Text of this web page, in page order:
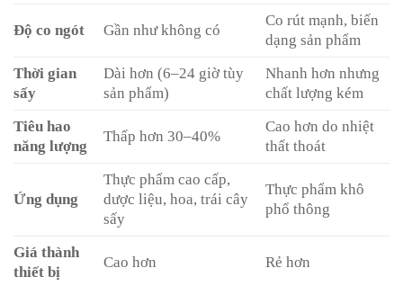
Độ co ngót Gần như không có
Co rút mạnh, biến
dạng sản phẩm
Thời gian
sấy
Dài hơn (6–24 giờ tùy
sản phẩm)
Nhanh hơn nhưng
chất lượng kém
Tiêu hao
năng lượng
Thấp hơn 30–40%
Cao hơn do nhiệt
thất thoát
Ứng dụng
Thực phẩm cao cấp,
dược liệu, hoa, trái cây
sấy
Thực phẩm khô
phổ thông
Giá thành
thiết bị
Cao hơn Rẻ hơn